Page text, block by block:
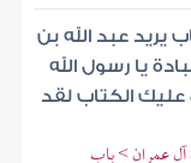
يريد عبد الله بن
يا رسول الله
الكتاب لقد
عمران > باب